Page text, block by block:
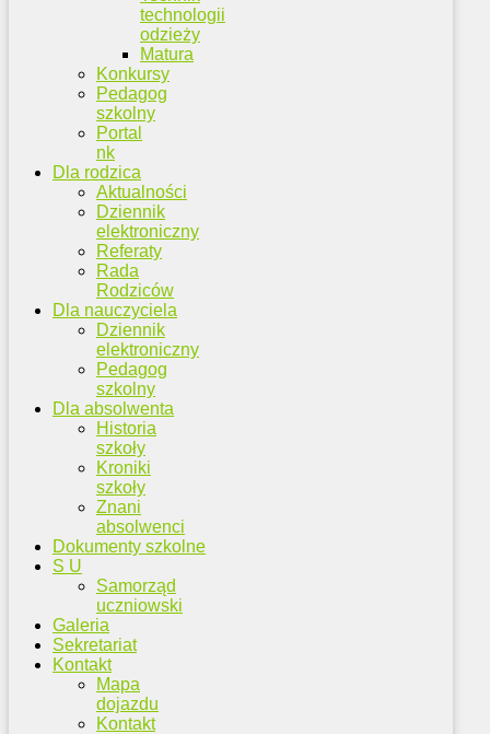
technologii
odzieży
Matura
Konkursy
Pedagog
szkolny
Portal
nk
Dla rodzica
Aktualności
Dziennik
elektroniczny
Referaty
Rada
Rodziców
Dla nauczyciela
Dziennik
elektroniczny
Pedagog
szkolny
Dla absolwenta
Historia
szkoły
Kroniki
szkoły
Znani
absolwenci
Dokumenty szkolne
S U
Samorząd
uczniowski
Galeria
Sekretariat
Kontakt
Mapa
dojazdu
Kontakt